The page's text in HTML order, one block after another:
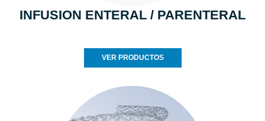
INFUSION ENTERAL / PARENTERAL
VER PRODUCTOS